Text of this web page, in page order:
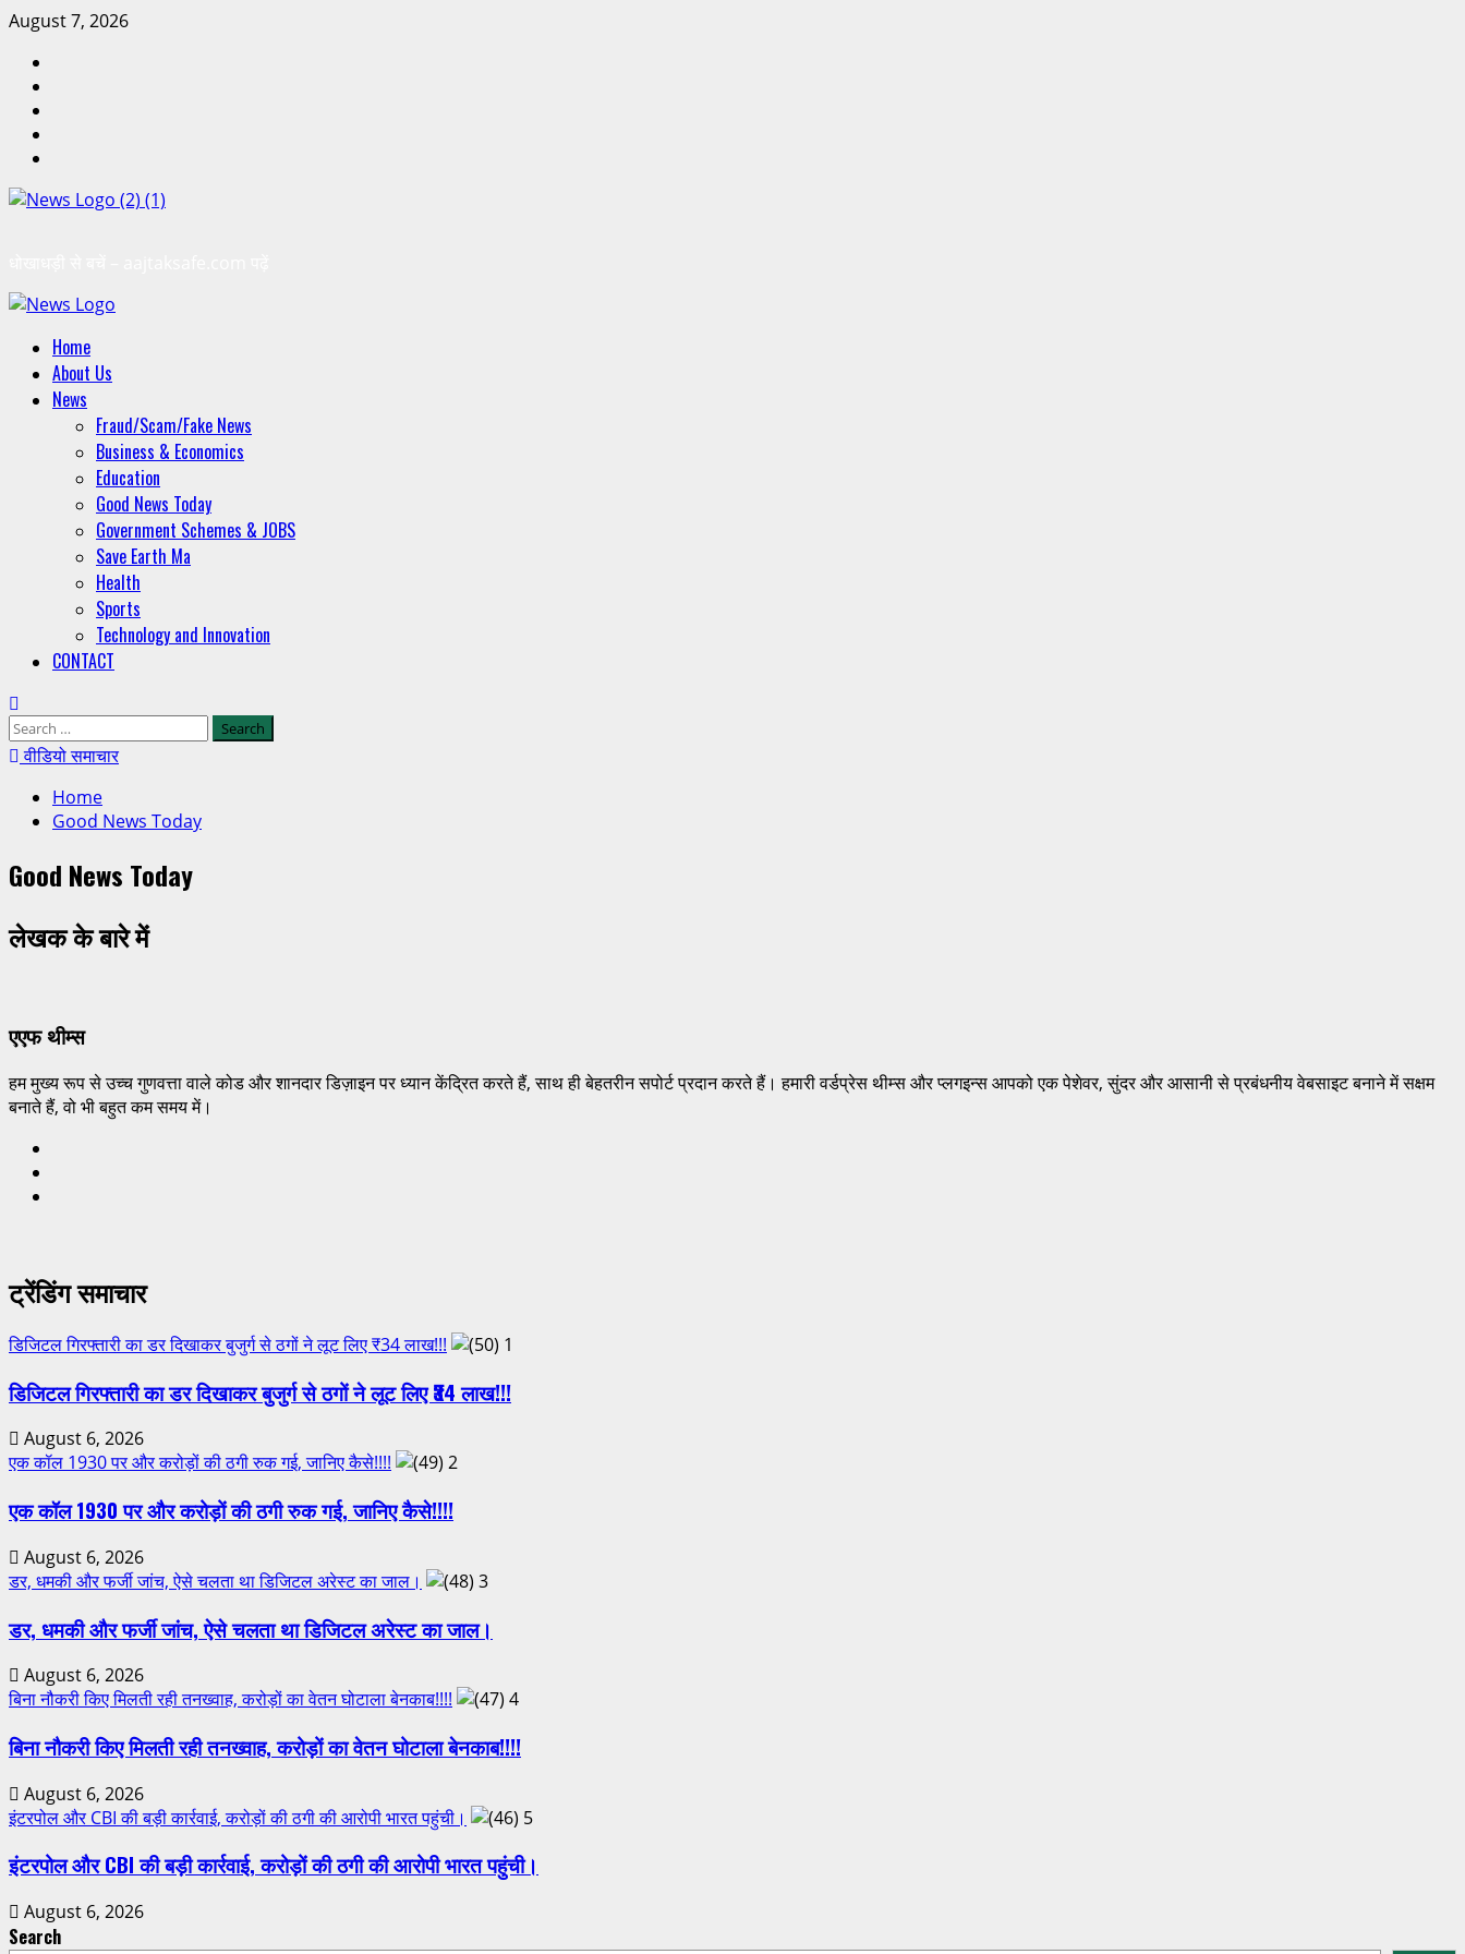
Skip
content
August 7, 2026
Primary
Menu
Home
About Us
News
Fraud/Scam/Fake News
Business & Economics
Education
Good News Today
Government Schemes & JOBS
Save Earth Ma
Health
Sports
Technology and Innovation
CONTACT
Search
for:वीडियो समाचार
Home
Good News Today
Good News Today
लेखक के बारे में
एएफ थीम्स
हम मुख्य रूप से उच्च गुणवत्ता वाले कोड और शानदार डिज़ाइन पर ध्यान केंद्रित करते हैं, साथ ही बेहतरीन सपोर्ट प्रदान करते हैं। हमारी वर्डप्रेस थीम्स और प्लगइन्स आपको एक पेशेवर, सुंदर और आसानी से प्रबंधनीय वेबसाइट बनाने में सक्षम
बनाते हैं, वो भी बहुत कम समय में।
ट्रेंडिंग समाचार
डिजिटल गिरफ्तारी का डर दिखाकर बुजुर्ग से ठगों ने लूट लिए ₹34 लाख!!! 1
डिजिटल गिरफ्तारी का डर दिखाकर बुजुर्ग से ठगों ने लूट लिए ₹34 लाख!!!
August 6, 2026
एक कॉल 1930 पर और करोड़ों की ठगी रुक गई, जानिए कैसे!!!!
2
एक कॉल 1930 पर और करोड़ों की ठगी रुक गई, जानिए कैसे!!!!
August 6, 2026
डर, धमकी और फर्जी जांच, ऐसे चलता था डिजिटल अरेस्ट का जाल।
3
डर, धमकी और फर्जी जांच, ऐसे चलता था डिजिटल अरेस्ट का जाल।
August 6, 2026
बिना नौकरी किए मिलती रही तनख्वाह, करोड़ों का वेतन घोटाला बेनकाब!!!!
4
बिना नौकरी किए मिलती रही तनख्वाह, करोड़ों का वेतन घोटाला बेनकाब!!!!
August 6, 2026
इंटरपोल और CBI की बड़ी कार्रवाई, करोड़ों की ठगी की आरोपी भारत पहुंची।
5
इंटरपोल और CBI की बड़ी कार्रवाई, करोड़ों की ठगी की आरोपी भारत पहुंची।
August 6, 2026
Search